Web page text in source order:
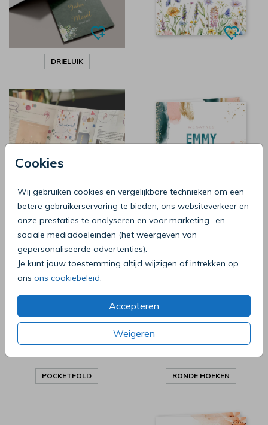
Cookies
Wij gebruiken cookies en vergelijkbare technieken om een
betere gebruikerservaring te bieden, ons websiteverkeer en
onze prestaties te analyseren en voor marketing- en
sociale mediadoeleinden (het weergeven van
gepersonaliseerde advertenties).
Je kunt jouw toestemming altijd wijzigen of intrekken op
ons ons cookiebeleid
Accepteren
Weigeren
DRIELUIK
GRATIS PROEFKAART HOOGGLANS
POCKETFOLD RONDE HOEKEN